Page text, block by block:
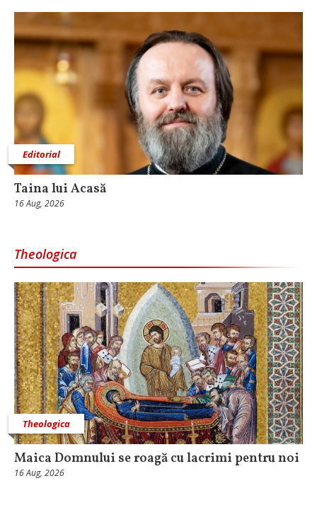
Editorial
Taina lui Acasă
16 Aug, 2026
Theologica
Theologica
Maica Domnului se roagă cu lacrimi pentru noi
16 Aug, 2026